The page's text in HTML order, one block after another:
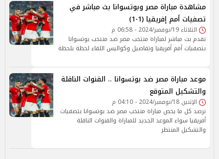
مشاهدة مباراة مصر وبوتسوانا بث مباشر في
تصفيات أمم إفريقيا (1-1)
الثلاثاء 19/نوفمبر/2024 - 06:58 م
نقدم بث مباشر لمباراة منتخب مصر ضد منتخب بوتسوانا
بتصفيات أمم أفريقيا وتفاصيل وكواليس اللقاء لحظة بلحظة
موعد مباراة مصر ضد بوتسوانا .. القنوات الناقلة
والتشكيل المتوقع
الإثنين 18/نوفمبر/2024 - 04:10 م
نرصد كل ما يخص مباراة منتخب مصر ضد بوتسوانا بتصفيات
أفريقيا سواء الموعد الجديد للمباراة والقنوات الناقلة
والتشكيل المنتظر